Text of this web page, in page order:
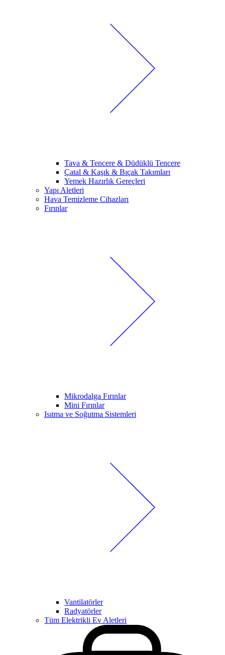
Tava & Tencere & Düdüklü Tencere
Çatal & Kaşık & Bıçak Takımları
Yemek Hazırlık Gereçleri
Yapı Aletleri
Hava Temizleme Cihazları
Fırınlar
Mikrodalga Fırınlar
Mini Fırınlar
Isıtma ve Soğutma Sistemleri
Vantilatörler
Radyatörler
Tüm Elektrikli Ev Aletleri